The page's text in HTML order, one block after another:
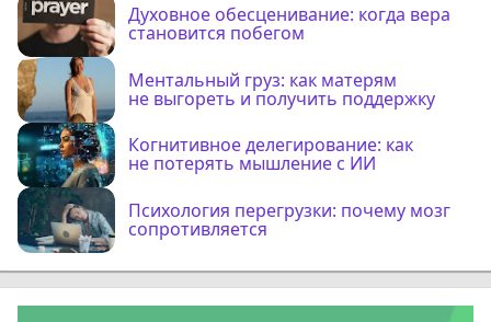
Духовное обесценивание: когда вера
становится побегом
Ментальный груз: как матерям
не выгореть и получить поддержку
Когнитивное делегирование: как
не потерять мышление с ИИ
Психология перегрузки: почему мозг
сопротивляется